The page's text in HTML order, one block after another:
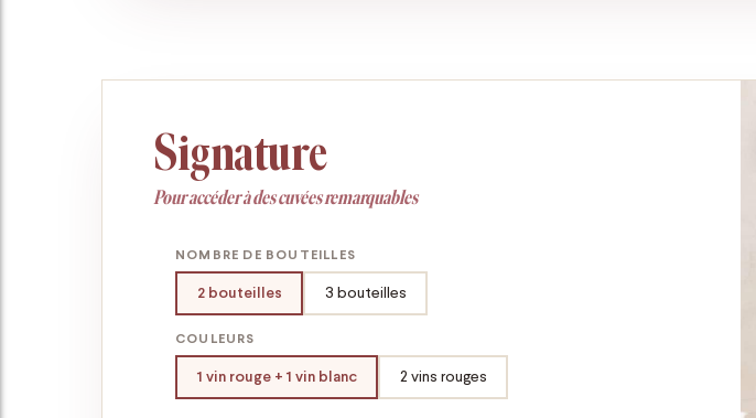
Signature
Pour accéder à des cuvées remarquables
NOMBRE DE BOUTEILLES
2 bouteilles 3 bouteilles
COULEURS
1 vin rouge + 1 vin blanc 2 vins rouges